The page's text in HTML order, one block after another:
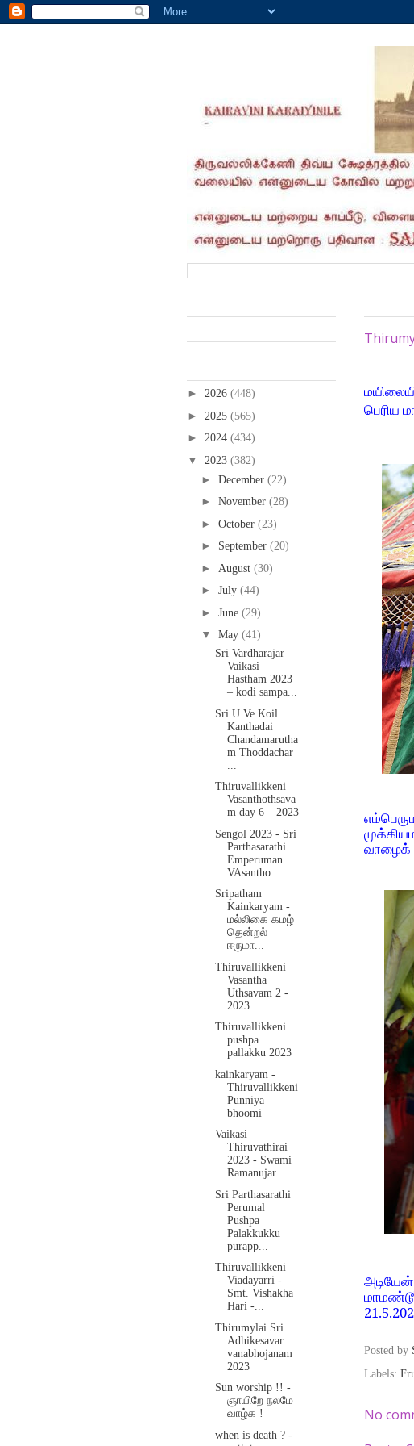
பெரிய
வாழைக்
Posted by
Labels:
No
► 2026 (448)
► 2025 (565)
► 2024 (434)
▼ 2023 (382)
► December (22)
► November (28)
► October (23)
► September (20)
► August (30)
► July (44)
► June (29)
▼ May (41)
Sri Vardharajar
Vaikasi
Hastham 2023
– kodi sampa...
Sri U Ve Koil
Kanthadai
Chandamarutha
m Thoddachar
Thiruvallikkeni
Vasanthothsava
m day 6 – 2023
Sengol 2023 - Sri
Parthasarathi
Emperuman
VAsantho...
Sripatham
Kainkaryam -
மல்லிகை கமழ்
தென்றல்
ஈருமா...
Thiruvallikkeni
Vasantha
Uthsavam 2 -
2023
Thiruvallikkeni
pushpa
pallakku 2023
kainkaryam -
Thiruvallikkeni
Punniya
bhoomi
Vaikasi
Thiruvathirai
2023 - Swami
Ramanujar
Sri Parthasarathi
Perumal
Pushpa
Palakkukku
purapp...
Thiruvallikkeni
Viadayarri -
Smt. Vishakha
Hari -...
Thirumylai Sri
Adhikesavar
vanabhojanam
2023
Sun worship !! -
ஞாயிறே நலமே
வாழ்க !
when is death ? -